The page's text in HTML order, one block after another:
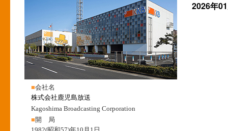
■会社名
株式会社鹿児島放送
Kagoshima Broadcasting Corporation
■開 局
2026年